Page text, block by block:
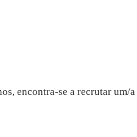
encontra-se a recrutar um/a